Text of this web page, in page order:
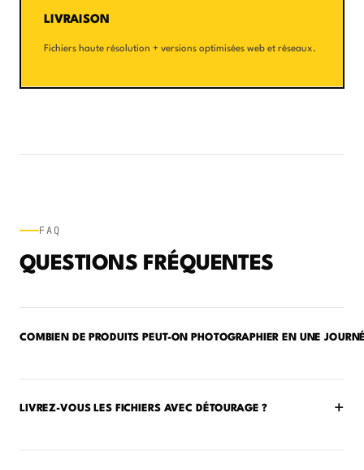
LIVRAISON
Fichiers haute résolution + versions optimisées web et réseaux.
FAQ
QUESTIONS FRÉQUENTES
COMBIEN DE PRODUITS PEUT-ON PHOTOGRAPHIER EN UNE
LIVREZ-VOUS LES FICHIERS AVEC DÉTOURAGE ? +